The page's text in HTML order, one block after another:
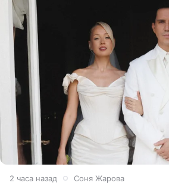
2 часа назад Соня Жарова